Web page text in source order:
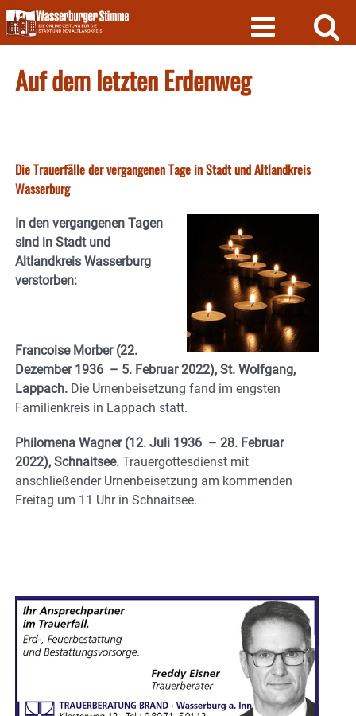
Skip
to
content
Auf dem letzten Erdenweg
Die Trauerfälle der vergangenen Tage in Stadt und Altlandkreis
Wasserburg
In den vergangenen Tagen
sind in Stadt und
Altlandkreis Wasserburg
verstorben:
Francoise Morber (22.
Dezember 1936 – 5. Februar 2022), St. Wolfgang,
Lappach. Die Urnenbeisetzung fand im engsten
Familienkreis in Lappach statt.
Philomena Wagner (12. Juli 1936 – 28. Februar
2022), Schnaitsee. Trauergottesdienst mit
anschließender Urnenbeisetzung am kommenden
Freitag um 11 Uhr in Schnaitsee.